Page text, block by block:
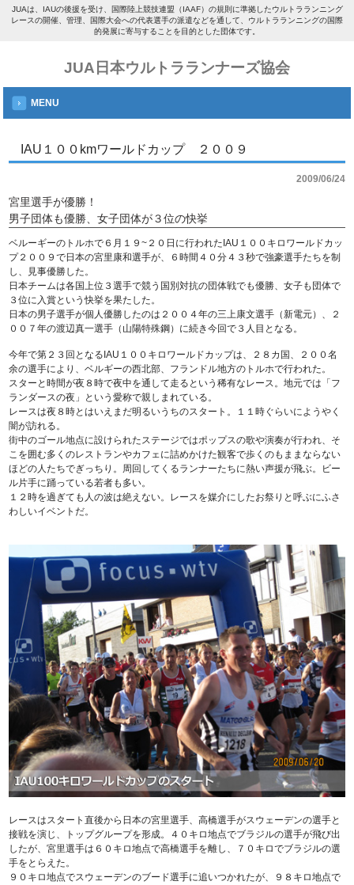
JUAは、IAUの後援を受け、国際陸上競技連盟（IAAF）の規則に準拠したウルトラランニング
レースの開催、管理、国際大会への代表選手の派遣などを通して、ウルトラランニングの国際
的発展に寄与することを目的とした団体です。
JUA日本ウルトラランナーズ協会
MENU
IAU１００kmワールドカップ ２００９
2009/06/24
宮里選手が優勝！
男子団体も優勝、女子団体が３位の快挙
ベルーギーのトルホで６月１９~２０日に行われたIAU１００キロワールドカッ
プ２００９で日本の宮里康和選手が、６時間４０分４３秒で強豪選手たちを制
し、見事優勝した。
日本チームは各国上位３選手で競う国別対抗の団体戦でも優勝、女子も団体で
３位に入賞という快挙を果たした。
日本の男子選手が個人優勝したのは２００４年の三上康文選手（新電元）、２
００７年の渡辺真一選手（山陽特殊鋼）に続き今回で３人目となる。
今年で第２３回となるIAU１００キロワールドカップは、２８カ国、２００名
余の選手により、ベルギーの西北部、フランドル地方のトルホで行われた。
スターと時間が夜８時で夜中を通して走るという稀有なレース。地元では「フ
ランダースの夜」という愛称で親しまれている。
レースは夜８時とはいえまだ明るいうちのスタート。１１時ぐらいにようやく
闇が訪れる。
街中のゴール地点に設けられたステージではポップスの歌や演奏が行われ、そ
こを囲む多くのレストランやカフェに詰めかけた観客で歩くのもままならない
ほどの人たちでぎっちり。周回してくるランナーたちに熱い声援が飛ぶ。ビー
ル片手に踊っている若者も多い。
１２時を過ぎても人の波は絶えない。レースを媒介にしたお祭りと呼ぶにふさ
わしいイベントだ。
レースはスタート直後から日本の宮里選手、高橋選手がスウェーデンの選手と
接戦を演じ、トップグループを形成。４０キロ地点でブラジルの選手が飛び出
したが、宮里選手は６０キロ地点で高橋選手を離し、７０キロでブラジルの選
手をとらえた。
９０キロ地点でスウェーデンのブード選手に追いつかれたが、９８キロ地点で